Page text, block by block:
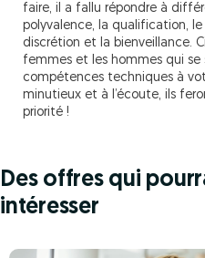
faire, il a fallu répondre à
polyvalence, la qualification, le
discrétion et la bienveillance.
femmes et les hommes qui
compétences techniques à
minutieux et à l’écoute, ils
priorité !
Des offres qui
intéresser